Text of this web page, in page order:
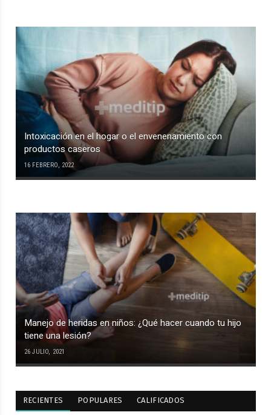
Intoxicación en el hogar o el envenenamiento con
productos caseros
16 FEBRERO, 2022
Manejo de heridas en niños: ¿Qué hacer cuando tu hijo
tiene una lesión?
26 JULIO, 2021
RECIENTES POPULARES CALIFICADOS